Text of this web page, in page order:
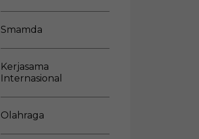
Smamda
Kerjasama
Internasional
Olahraga